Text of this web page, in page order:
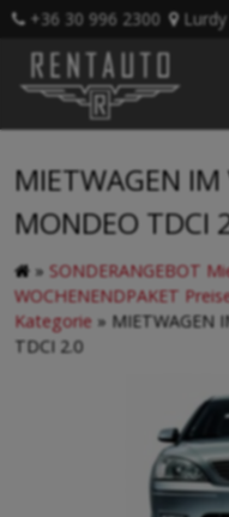
+36 30 996 2300
MIETWAGEN IM
MONDEO TDCI
» SONDERANGEBOT
WOCHENENDPAKET
Kategorie » MIETWAGEN
TDCI 2.0